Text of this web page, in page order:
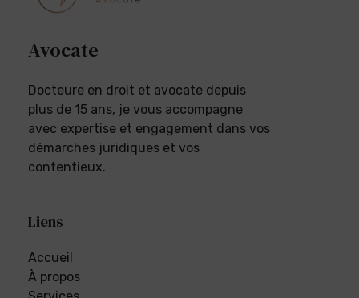
Avocate
Docteure en droit et avocate depuis
plus de 15 ans, je vous accompagne
avec expertise et engagement dans vos
démarches juridiques et vos
contentieux.
Liens
Accueil
À propos